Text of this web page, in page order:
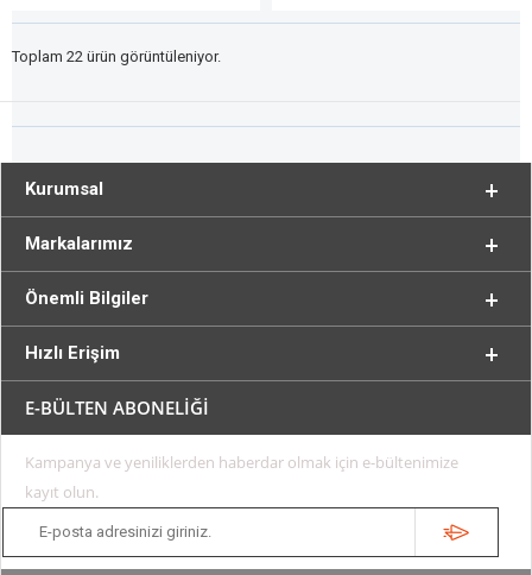
Toplam 22 ürün görüntüleniyor.
Kurumsal
Markalarımız
Önemli Bilgiler
Hızlı Erişim
E-BÜLTEN ABONELİĞİ
Kampanya ve yeniliklerden haberdar olmak için e-bültenimize
kayıt olun.